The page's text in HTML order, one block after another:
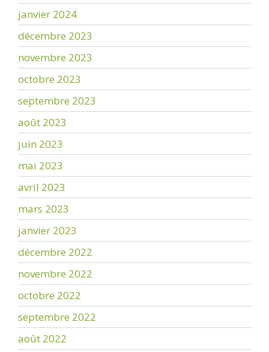
janvier 2024
décembre 2023
novembre 2023
octobre 2023
septembre 2023
août 2023
juin 2023
mai 2023
avril 2023
mars 2023
janvier 2023
décembre 2022
novembre 2022
octobre 2022
septembre 2022
août 2022